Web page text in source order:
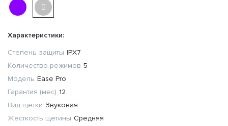
Характеристики:
Степень защиты IPX7
Количество режимов 5
Модель Ease Pro
Гарантия (мес) 12
Вид щетки Звуковая
Жесткость щетины Средняя